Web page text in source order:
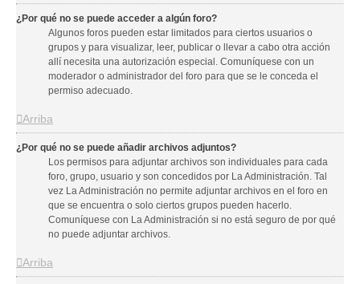
¿Por qué no se puede acceder a algún foro?
Algunos foros pueden estar limitados para ciertos usuarios o
grupos y para visualizar, leer, publicar o llevar a cabo otra acción
allí necesita una autorización especial. Comuníquese con un
moderador o administrador del foro para que se le conceda el
permiso adecuado.
Arriba
¿Por qué no se puede añadir archivos adjuntos?
Los permisos para adjuntar archivos son individuales para cada
foro, grupo, usuario y son concedidos por La Administración. Tal
vez La Administración no permite adjuntar archivos en el foro en
que se encuentra o solo ciertos grupos pueden hacerlo.
Comuníquese con La Administración si no está seguro de por qué
no puede adjuntar archivos.
Arriba